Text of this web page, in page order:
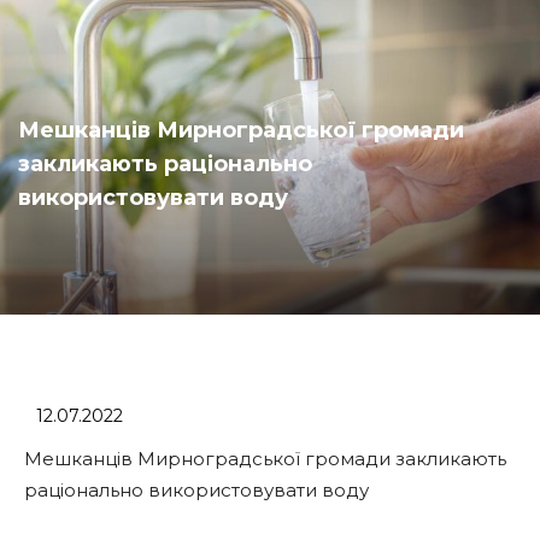
Мешканців Мирноградської громади
закликають раціонально
використовувати воду
12.07.2022
Мешканців Мирноградської громади закликають
раціонально використовувати воду